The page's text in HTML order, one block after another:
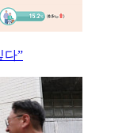
다”